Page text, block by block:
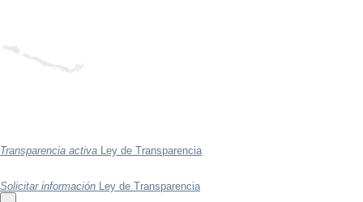
Transparencia activa Ley de Transparencia
Solicitar información Ley de Transparencia